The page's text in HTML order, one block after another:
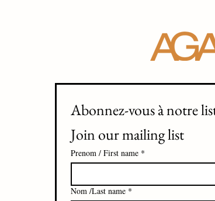
Join our mailing list
Prenom / First name *
Nom /Last name *